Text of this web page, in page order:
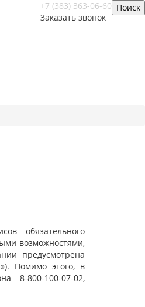
Поиск
+7 (383) 363-06-60
Заказать звонок
обязательного
возможностями,
предусмотрена
Помимо этого, в
8-800-100-07-02,